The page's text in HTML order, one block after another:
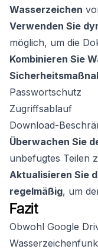
Wasserzeichen
Verwenden Sie
möglich, um die
Kombinieren Sie
Passwortschutz
Zugriffsablauf
Download-
Überwachen Sie
unbefugtes Teilen
Aktualisieren Sie
regelmäßig, um
Fazit
Obwohl Google